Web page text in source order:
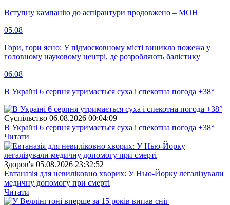
Вступну кампанію до аспірантури продовжено – МОН
05.08
Гори, гори ясно: У підмосковному місті виникла пожежа у
головному науковому центрі, де розробляють балістику
06.08
В Україні 6 серпня утримається суха і спекотна погода +38°
Суспiльство 06.08.2026 00:04:09
В Україні 6 серпня утримається суха і спекотна погода +38°
Читати
Здоров'я 05.08.2026 23:32:52
Евтаназія для невиліковно хворих: У Нью-Йорку легалізували
медичну допомогу при смерті
Читати